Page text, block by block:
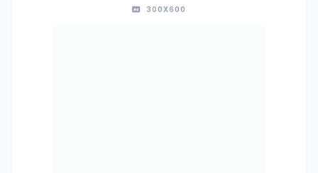
300X600